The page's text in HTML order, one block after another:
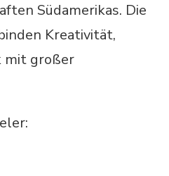
Südamerikas. Die
Kreativität,
mit großer